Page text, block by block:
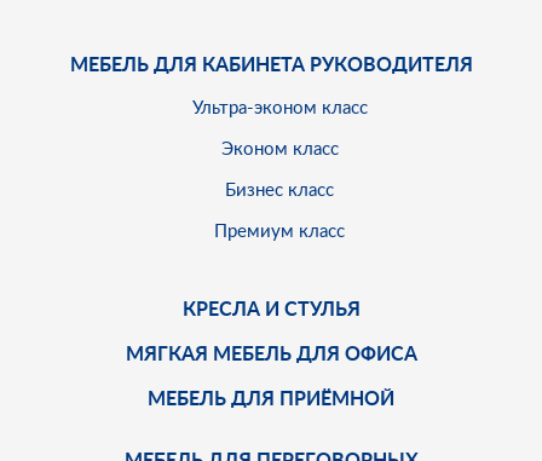
МЕБЕЛЬ ДЛЯ КАБИНЕТА РУКОВОДИТЕЛЯ
Ультра-эконом класс
Эконом класс
Бизнес класс
Премиум класс
КРЕСЛА И СТУЛЬЯ
МЯГКАЯ МЕБЕЛЬ ДЛЯ ОФИСА
МЕБЕЛЬ ДЛЯ ПРИЁМНОЙ